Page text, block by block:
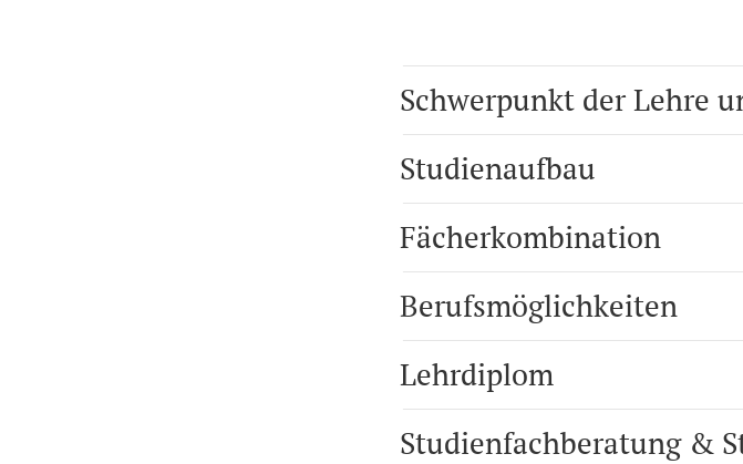
Schwerpunkt der Lehre
Studienaufbau
Fächerkombination
Berufsmöglichkeiten
Lehrdiplom
Studienfachberatung &